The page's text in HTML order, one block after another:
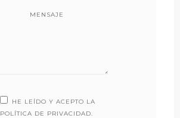
MENSAJE
HE LEÍDO Y ACEPTO LA
POLÍTICA DE PRIVACIDAD